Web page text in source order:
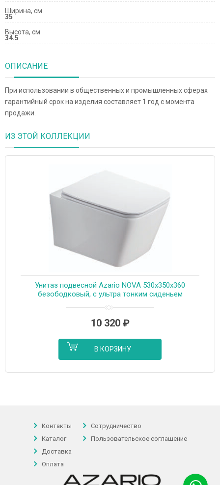
Ширина, см
35
Высота, см
34.5
ОПИСАНИЕ
При использовании в общественных и промышленных сферах
гарантийный срок на изделия составляет 1 год с момента
продажи.
ИЗ ЭТОЙ КОЛЛЕКЦИИ
Унитаз подвесной Azario NOVA 530х350х360
безободковый, с ультра тонким сиденьем
10 320 ₽
В КОРЗИНУ
Контакты
Каталог
Доставка
Оплата
Сотрудничество
Пользовательское соглашение